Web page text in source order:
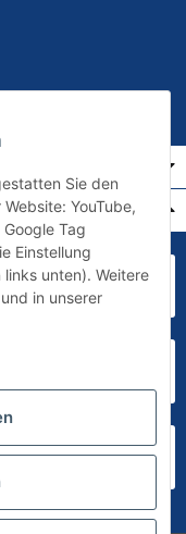
Sie den
YouTube,
Tag
Einstellung
unten). Weitere
und in unserer